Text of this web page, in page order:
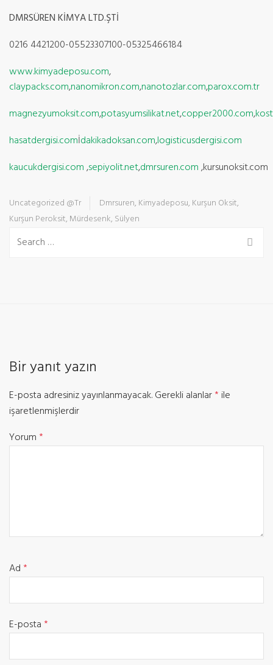
DMRSÜREN KİMYA LTD.ŞTİ
0216 4421200-05523307100-05325466184
www.kimyadeposu.com,
claypacks.com,nanomikron.com,nanotozlar.com,parox.com.tr
magnezyumoksit.com,potasyumsilikat.net,copper2000.com,
hasatdergisi.comİdakikadoksan.com,logisticusdergisi.com
kaucukdergisi.com,sepiyolit.net,dmrsuren.com,kursunoksit.com
Uncategorized @tr Dmrsuren, Kimyadeposu, Kurşun Oksit,
Kurşun Peroksit, Mürdesenk, Sülyen
Bir yanıt yazın
E-posta adresiniz yayınlanmayacak.Gerekli alanlar* ile
işaretlenmişlerdir
Yorum*
Ad*
E-posta*